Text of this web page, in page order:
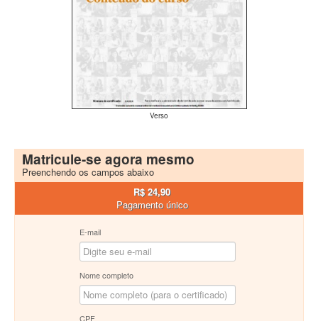
Verso
Matricule-se agora mesmo
Preenchendo os campos abaixo
R$ 24,90
Pagamento único
E-mail
Nome completo
CPF